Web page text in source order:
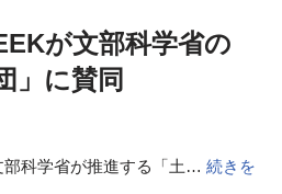
が文部科学省の
」に賛同
科学省が推進する「土… 続きを